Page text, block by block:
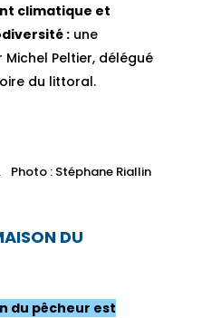
climatique et
:une
Peltier, délégué
du littoral.
Photo : Stéphane Riallin
DU
du pêcheur est